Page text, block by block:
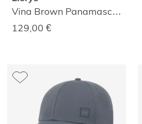
Vina Brown Panamaschute
129,00 €